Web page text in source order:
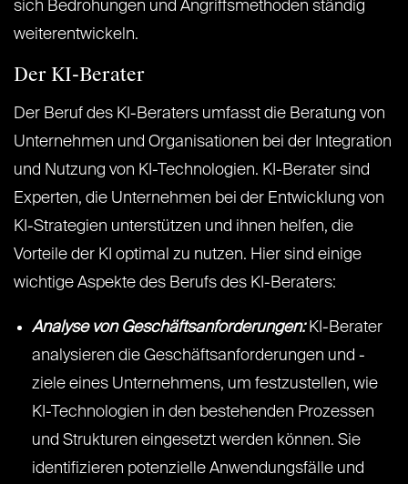
sich Bedrohungen und Angriffsmethoden ständig
weiterentwickeln.
Der KI-Berater
Der Beruf des KI-Beraters umfasst die Beratung von
Unternehmen und Organisationen bei der Integration
und Nutzung von KI-Technologien. KI-Berater sind
Experten, die Unternehmen bei der Entwicklung von
KI-Strategien unterstützen und ihnen helfen, die
Vorteile der KI optimal zu nutzen. Hier sind einige
wichtige Aspekte des Berufs des KI-Beraters:
Analyse von Geschäftsanforderungen:KI-Berater
analysieren die Geschäftsanforderungen und -
ziele eines Unternehmens, um festzustellen, wie
KI-Technologien in den bestehenden Prozessen
und Strukturen eingesetzt werden können. Sie
identifizieren potenzielle Anwendungsfälle und